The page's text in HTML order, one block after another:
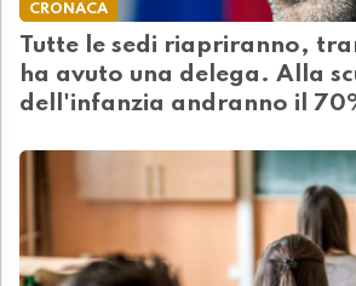
CRONACA
Tutte le sedi riapriranno,
ha avuto una delega. Alla
dell'infanzia andranno il